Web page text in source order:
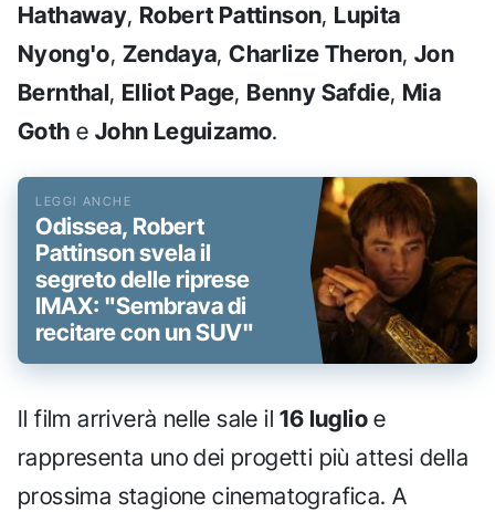
Hathaway, Robert Pattinson, Lupita
Nyong'o, Zendaya,Charlize Theron,Jon
Bernthal, Elliot Page, Benny Safdie, Mia
Goth e John Leguizamo.
Odissea, Robert
Pattinson svela il
segreto delle riprese
IMAX: "Sembrava di
recitare con un SUV"
Il film arriverà nelle sale il16 luglio e
rappresenta uno dei progetti più attesi della
prossima stagione cinematografica. A